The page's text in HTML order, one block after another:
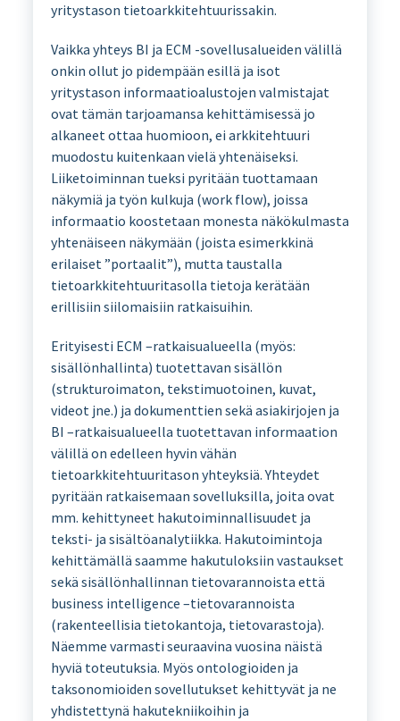
yritystason tietoarkkitehtuurissakin.
Vaikka yhteys BI ja ECM -sovellusalueiden välillä
onkin ollut jo pidempään esillä ja isot
yritystason informaatioalustojen valmistajat
ovat tämän tarjoamansa kehittämisessä jo
alkaneet ottaa huomioon, ei arkkitehtuuri
muodostu kuitenkaan vielä yhtenäiseksi.
Liiketoiminnan tueksi pyritään tuottamaan
näkymiä ja työn kulkuja (work flow), joissa
informaatio koostetaan monesta näkökulmasta
yhtenäiseen näkymään (joista esimerkkinä
erilaiset ”portaalit”), mutta taustalla
tietoarkkitehtuuritasolla tietoja kerätään
erillisiin siilomaisiin ratkaisuihin.
Erityisesti ECM –ratkaisualueella (myös:
sisällönhallinta) tuotettavan sisällön
(strukturoimaton, tekstimuotoinen, kuvat,
videot jne.) ja dokumenttien sekä asiakirjojen ja
BI –ratkaisualueella tuotettavan informaation
välillä on edelleen hyvin vähän
tietoarkkitehtuuritason yhteyksiä. Yhteydet
pyritään ratkaisemaan sovelluksilla, joita ovat
mm. kehittyneet hakutoiminnallisuudet ja
teksti- ja sisältöanalytiikka. Hakutoimintoja
kehittämällä saamme hakutuloksiin vastaukset
sekä sisällönhallinnan tietovarannoista että
business intelligence –tietovarannoista
(rakenteellisia tietokantoja, tietovarastoja).
Näemme varmasti seuraavina vuosina näistä
hyviä toteutuksia. Myös ontologioiden ja
taksonomioiden sovellutukset kehittyvät ja ne
yhdistettynä hakutekniikoihin ja